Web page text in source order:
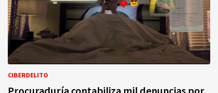
CIBERDELITO